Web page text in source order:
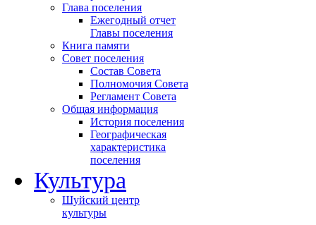
Глава поселения
Ежегодный отчет
Главы поселения
Книга памяти
Совет поселения
Состав Совета
Полномочия Совета
Регламент Совета
Общая информация
История поселения
Географическая
характеристика
поселения
Культура
Шуйский центр
культуры